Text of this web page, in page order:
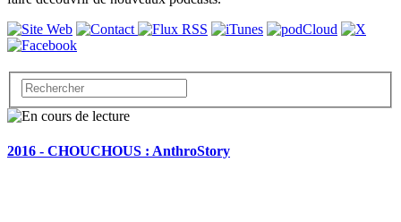
2016 - CHOUCHOUS : AnthroStory